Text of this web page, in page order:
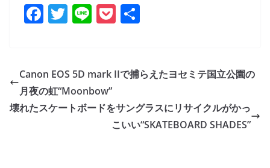
F
e
b
o
T
er
Li P
et
Canon EOS 5D mark IIで捕らえたヨセミテ国立公園の
月夜の虹“Moonbow”
壊れたスケートボードをサングラスにリサイクルがかっ
こいい“SKATEBOARD SHADES”